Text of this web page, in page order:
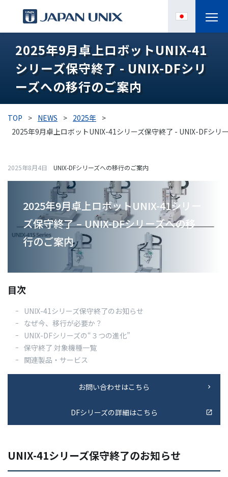
製品情報
IPC
導入事例
各種サポート
資料ダウンロード
2025年9月卓上ロボットUNIX-41
シリーズ保守終了 - UNIX-DFシリ
ーズへの移⾏のご案内
TOP > NEWS > 2025年 >
2025年9月卓上ロボットUNIX-41シリーズ保守終了 - UNIX-DFシリ
2025年8月4日 UNIX-DFシリーズへの移⾏のご案内
2025年9月卓上ロボットUNIX-41シリー
ズ保守終了 – UNIX-DFシリーズへの移
⾏のご案内
目次
UNIX-41シリーズ保守終了のお知らせ
なぜ今、移⾏が必要か？
UNIX-DFシリーズの“３つの進化”
保守終了 対象機種一覧
関連製品・サービス
お問い合わせはこちら
DFシリーズの詳細はこちら
UNIX-41シリーズ保守終了のお知らせ